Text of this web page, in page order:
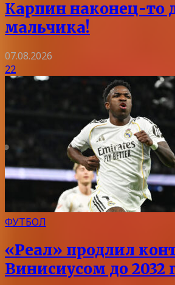
Карпин наконец-то
мальчика!
07.08.2026
22
ФУТБОЛ
«Реал» продлил
Винисиусом до 2032